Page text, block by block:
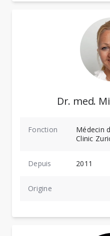
Dr. med.
Fonction
Médecin
Clinic
Depuis 2011
Origine